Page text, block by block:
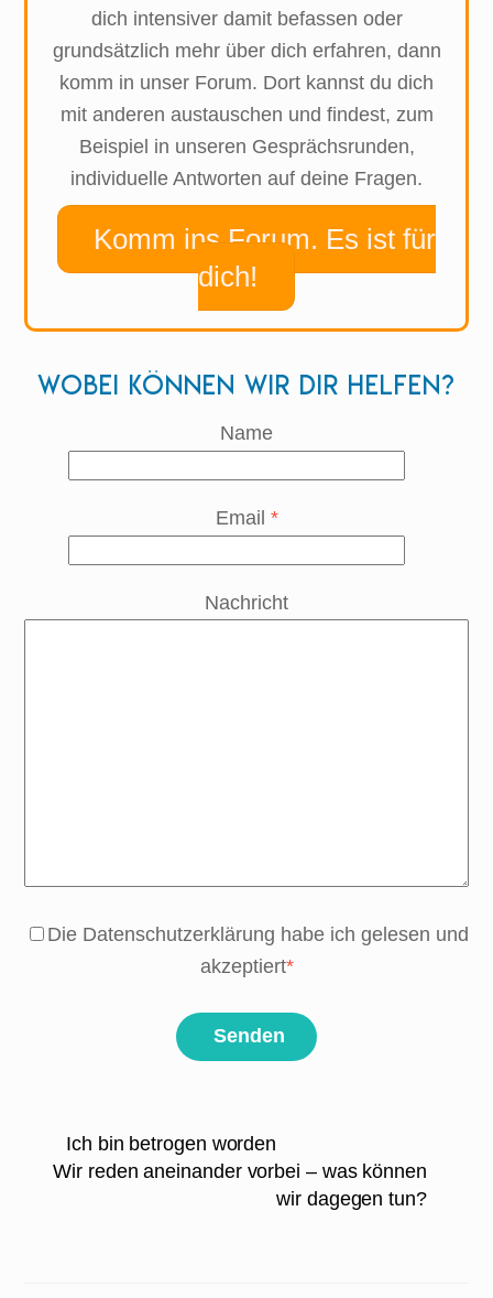
dich intensiver damit befassen oder
grundsätzlich mehr über dich erfahren, dann
komm in unser Forum. Dort kannst du dich
mit anderen austauschen und findest, zum
Beispiel in unseren Gesprächsrunden,
individuelle Antworten auf deine Fragen.
Komm ins Forum. Es ist für
dich!
Wobei können wir dir helfen?
Name
Email *
Nachricht
Die Datenschutzerklärung habe ich gelesen und
akzeptiert*
Senden
Ich bin betrogen worden
Wir reden aneinander vorbei – was können
wir dagegen tun?